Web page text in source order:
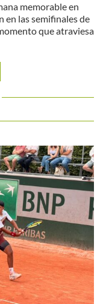
memorable en
en las semifinales de
que atraviesa